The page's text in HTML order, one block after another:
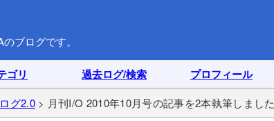
ブログです。
ゴリ 過去ログ/検索 プロフィール
グ2.0> 月刊I/O 2010年10月号の記事を2本執筆しました